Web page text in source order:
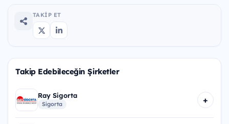
TAKIP ET
Takip Edebileceğin Şirketler
Ray Sigorta
Sigorta +